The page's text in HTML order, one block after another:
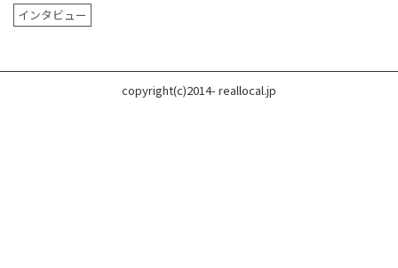
インタビュー
copyright(c)2014- reallocal.jp